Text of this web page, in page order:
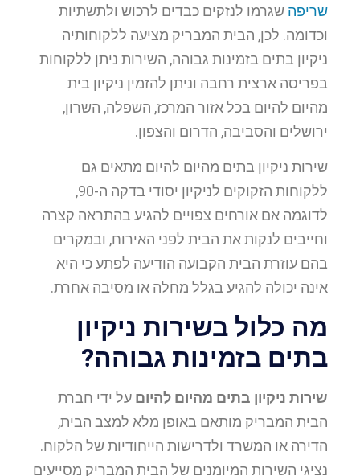
שריפה שגרמו לנזקים כבדים לרכוש ולתשתיות
וכדומה. לכן, הבית המבריק מציעה ללקוחותיה
ניקיון בתים בזמינות גבוהה, השירות ניתן ללקוחות
בפריסה ארצית רחבה וניתן להזמין ניקיון בית
מהיום להיום בכל אזור המרכז, השפלה, השרון,
ירושלים והסביבה, הדרום והצפון.
שירות ניקיון בתים מהיום להיום מתאים גם
ללקוחות הזקוקים לניקיון יסודי בדקה ה-90,
לדוגמה אם אורחים צפויים להגיע בהתראה קצרה
וחייבים לנקות את הבית לפני האירוח, ובמקרים
בהם עוזרת הבית הקבועה הודיעה לפתע כי היא
אינה יכולה להגיע בגלל מחלה או מסיבה אחרת.
מה כלול בשירות ניקיון
בתים בזמינות גבוהה?
שירות ניקיון בתים מהיום להיום על ידי חברת
הבית המבריק מותאם באופן מלא למצב הבית,
הדירה או המשרד ולדרישות הייחודיות של הלקוח.
נציגי השירות המיומנים של הבית המבריק מסייעים